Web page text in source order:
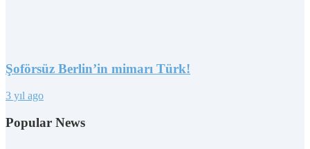
Şoförsüz Berlin’in mimarı Türk!
3 yıl ago
Popular News